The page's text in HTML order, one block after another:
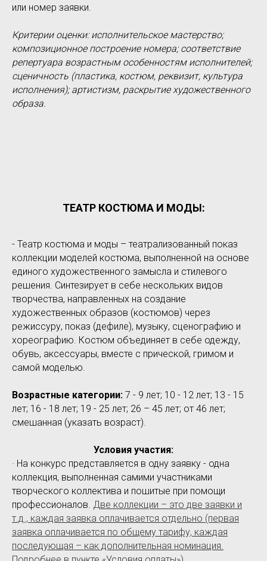
или номер заявки.
Критерии оценки: исполнительское мастерство;
композиционное построение номера; соответствие
репертуара возрастным особенностям исполнителей;
сценичность (пластика, костюм, реквизит, культура
исполнения); артистизм, раскрытие художественного
образа.
ТЕАТР КОСТЮМА И МОДЫ:
- Театр костюма и моды – театрализованный показ
коллекции моделей костюма, выполненной на основе
единого художественного замысла и стилевого
решения. Синтезирует в себе нескольких видов
творчества, направленных на создание
художественных образов (костюмов) через
режиссуру, показ (дефиле), музыку, сценографию и
хореографию. Костюм объединяет в себе одежду,
обувь, аксессуары, вместе с прической, гримом и
самой моделью.
Возрастные категории: 7 - 9 лет; 10 - 12 лет; 13 - 15
лет; 16 - 18 лет; 19 - 25 лет; 26 – 45 лет; от 46 лет;
смешанная (указать возраст).
Условия участия:
· На конкурс представляется в одну заявку - одна
коллекция, выполненная самими участниками
творческого коллектива и пошитые при помощи
профессионалов. Две коллекции – это две заявки и
т.д., каждая заявка оплачивается отдельно (первая
заявка оплачивается по общему тарифу, каждая
последующая – как дополнительная номинация.